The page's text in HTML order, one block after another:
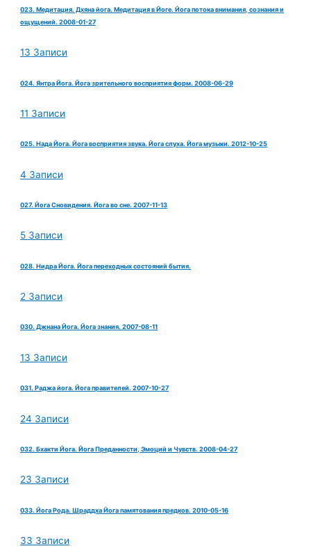
023. Медитация. Дхяна йога. Медитация в Йоге. Йога потока внимания, сознания и
ощущений. 2008-01-27
13 Записи
024. Янтра Йога. Йога зрительного восприятия форм. 2008-06-29
11 Записи
025. Нада Йога. Йога восприятия звука. Йога слуха. Йога музыки. 2012-10-25
4 Записи
027. Йога Сновидения. Йога во сне. 2007-11-13
5 Записи
028. Нидра Йога. Йога переходных состояний бытия.
2 Записи
030. Джнана Йога. Йога знания. 2007-08-11
13 Записи
031. Раджа йога. Йога правителей. 2007-10-27
24 Записи
032. Бхакти Йога. Йога Преданности, Эмоций и Чувств. 2008-04-27
23 Записи
033. Йога Рода. Шраддха Йога памятования предков. 2010-05-16
33 Записи